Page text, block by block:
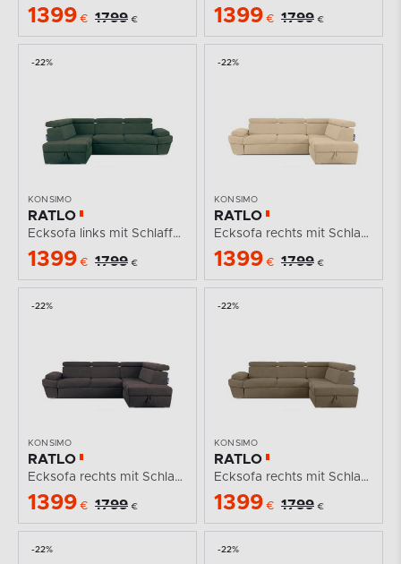
1399 € 1799 € 1399 € 1799 €
-22%
KONSIMO
RATLO
Ecksofa links mit Schlaffunktion und Bettzeugcontainer...
1399 € 1799 €
-22%
KONSIMO
RATLO
Ecksofa rechts mit Schlaffunktion und...
1399 € 1799 €
-22%
KONSIMO
RATLO
Ecksofa rechts mit Schlaffunktion und...
1399 € 1799 €
-22%
KONSIMO
RATLO
Ecksofa rechts mit Schlaffunktion und...
1399 € 1799 €
-22% -22%